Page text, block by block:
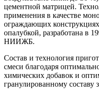
цементной матрицей.
применения в качестве
ограждающих
опалубкой, разработана в
НИИЖБ.
Состав и технология
смеси благодаря
химических добавок и
гранулированному составу